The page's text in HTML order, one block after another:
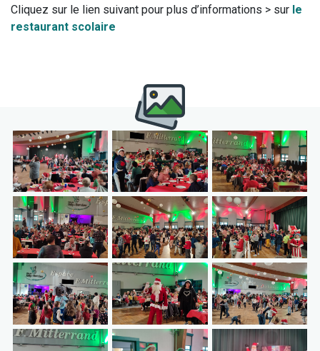
Cliquez sur le lien suivant pour plus d’informations > sur le
restaurant scolaire